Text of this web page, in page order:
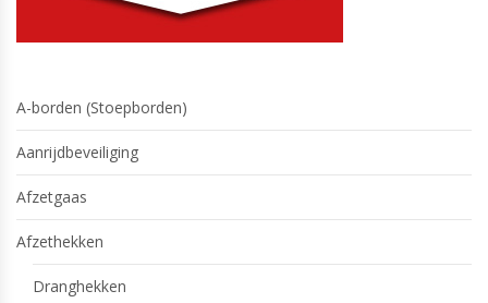
A-borden (Stoepborden)
Aanrijdbeveiliging
Afzetgaas
Afzethekken
Dranghekken